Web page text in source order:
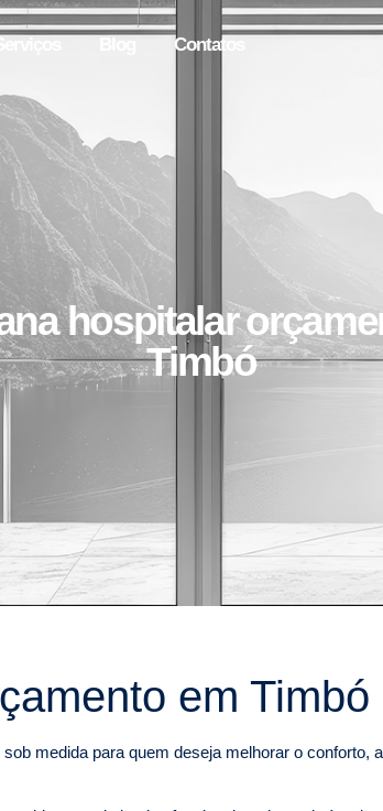
Contatos
hospitalar
Timbó
em Timbó
medida para quem deseja melhorar o conforto,